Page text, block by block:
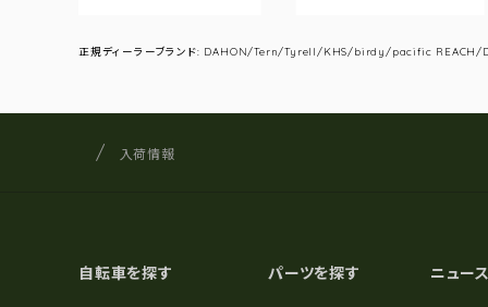
正規ディーラーブランド: DAHON/Tern/Tyrell/KHS/birdy/pacific
サイト内の現在地
サイクルショップナカゴヤ
入荷情報
自転車を探す パーツを探す ニュー